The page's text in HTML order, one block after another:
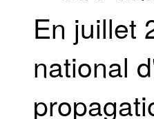
En juillet
national